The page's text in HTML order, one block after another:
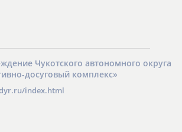
Чукотского автономного округа
досуговый комплекс»
index.html